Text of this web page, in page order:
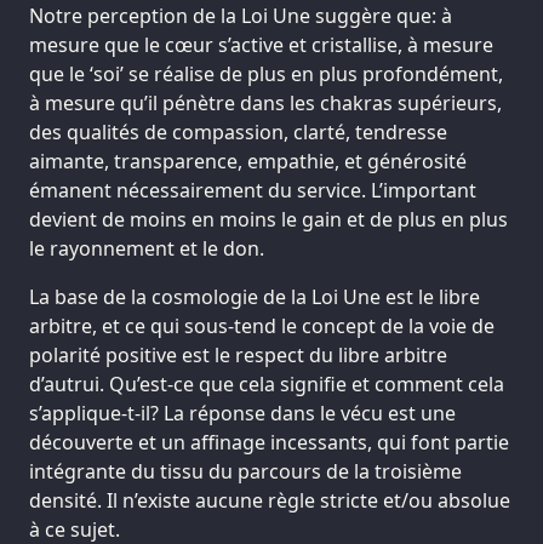
Notre perception de la Loi Une suggère que: à
mesure que le cœur s’active et cristallise, à mesure
que le ‘soi’ se réalise de plus en plus profondément,
à mesure qu’il pénètre dans les chakras supérieurs,
des qualités de compassion, clarté, tendresse
aimante, transparence, empathie, et générosité
émanent nécessairement du service. L’important
devient de moins en moins le gain et de plus en plus
le rayonnement et le don.
La base de la cosmologie de la Loi Une est le libre
arbitre, et ce qui sous-tend le concept de la voie de
polarité positive est le respect du libre arbitre
d’autrui. Qu’est-ce que cela signifie et comment cela
s’applique-t-il? La réponse dans le vécu est une
découverte et un affinage incessants, qui font partie
intégrante du tissu du parcours de la troisième
densité. Il n’existe aucune règle stricte et/ou absolue
à ce sujet.